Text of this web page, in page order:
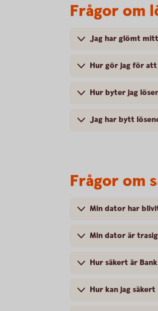
Frågor om
Jag har glömt
Hur gör jag för
Hur byter jag
Jag har bytt
Frågor om
Min dator har
Min dator är
Hur säkert är
Hur kan jag